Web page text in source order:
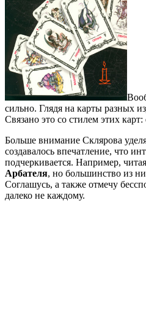
сильно. Глядя на карты разных
Связано это со стилем этих
Больше внимание Склярова
создавалось впечатление, что
подчеркивается. Например,
Арбателя, но большинство из
Соглашусь, а также отмечу
далеко не каждому.